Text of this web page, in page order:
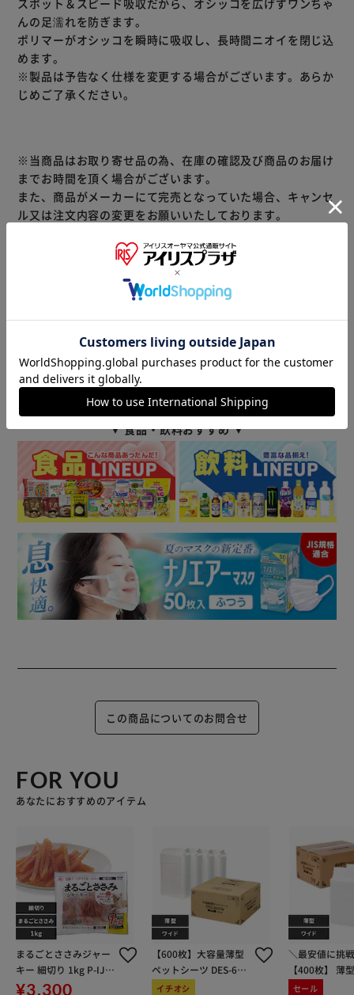
スポット＆スピード吸収だから、オシッコを広げずワンちゃ
んの足濡れを防ぎます。
ポリマーがオシッコを瞬時に吸収し、長時間ニオイを閉じ込
めます。
※製品は予告なく仕様を変更する場合がございます。あらか
じめご了承ください。
※当商品はお取り寄せ品の為、在庫の確認及び商品のお届け
までお時間を頂く場合がございます。
また、商品がメーカーにて完売となっていた場合、キャンセ
ル又は注文内容の変更をお願いいたしております。
商品はアイリスプラザがセレクトしたオススメ商品です。
数量限定商品はご注文が完了しても完売になる場合がござい
ます。ご注文をいただいた後にお断りさせていただく場合が
ございますのでなにとぞご了承ください。
商品情報
▼ 食品・飲料おすすめ ▼
この商品についてのお問合せ
FOR YOU
あなたにおすすめのアイテム
まるごとささみジャー
キー 細切り 1kg P-IJ-H
S1K
¥3,300
【600枚】大容量薄型
ペットシーツ DES-600
W
イチオシ
＼最安値に挑
【400枚】 薄
シーツ ワイ
セール